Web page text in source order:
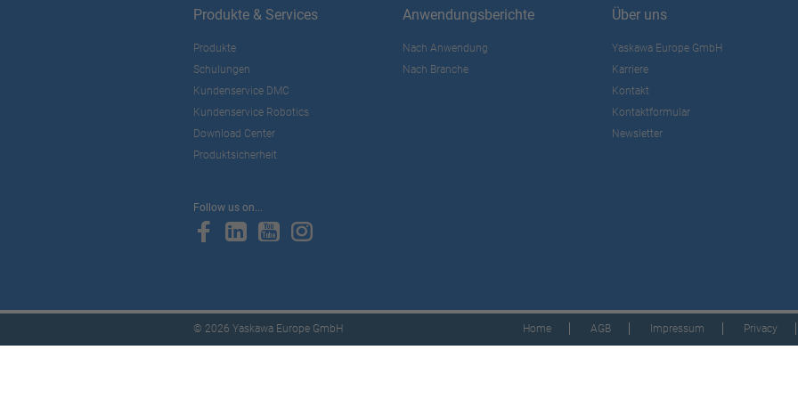
Produkte & Services
Produkte
Schulungen
Kundenservice DMC
Kundenservice Robotics
Download Center
Produktsicherheit
Anwendungsberichte
Nach Anwendung
Nach Branche
Über uns
Yaskawa Europe GmbH
Karriere
Kontakt
Kontaktformular
Newsletter
Follow us on...
© 2026 Yaskawa Europe GmbH Home AGB Impressum Privacy